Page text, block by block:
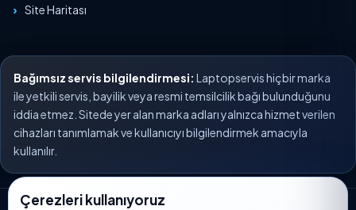
Site Haritası
Bağımsız servis bilgilendirmesi: Laptopservis hiçbir marka
ile yetkili servis, bayilik veya resmi temsilcilik bağı bulunduğunu
iddia etmez. Sitede yer alan marka adları yalnızca hizmet verilen
cihazları tanımlamak ve kullanıcıyı bilgilendirmek amacıyla
kullanılır.
Çerezleri kullanıyoruz